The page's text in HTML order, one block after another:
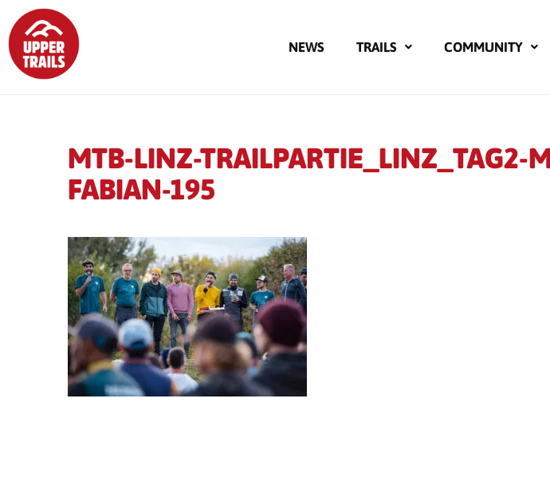
NEWS TRAILS COMMUNITY
MTB-LINZ-TRAILPARTIE_LINZ_TAG2-
FABIAN-195